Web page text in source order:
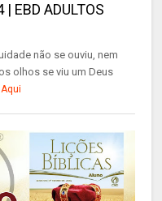
EBD ADULTOS
não se ouviu, nem
olhos se viu um Deus